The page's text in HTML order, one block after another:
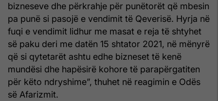
bizneseve dhe përkrahje për punëtorët që mbesin
pa punë si pasojë e vendimit të Qeverisë. Hyrja në
fuqi e vendimit lidhur me masat e reja të shtyhet
së paku deri me datën 15 shtator 2021, në mënyrë
që si qytetarët ashtu edhe bizneset të kenë
mundësi dhe hapësirë kohore të parapërgatiten
për këto ndryshime”, thuhet në reagimin e Odës
së Afarizmit.